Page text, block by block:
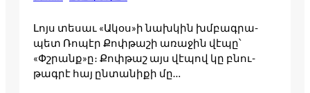
Լոյս տե­­­սաւ «Ակօս»ի նախ­­­կին խմբագ­­­րա­­­­­­­
պետ Ռո­­­պէր Քոփ­­­թա­­­­­­­շի առա­­­ջին վէ­­­պը՝
«Փշրանք»ը։ Քոփ­­­թաշ այս վէ­­­պով կը բնու­­­
թագրէ հայ ըն­­­տա­­­­­­­նիքի մը…